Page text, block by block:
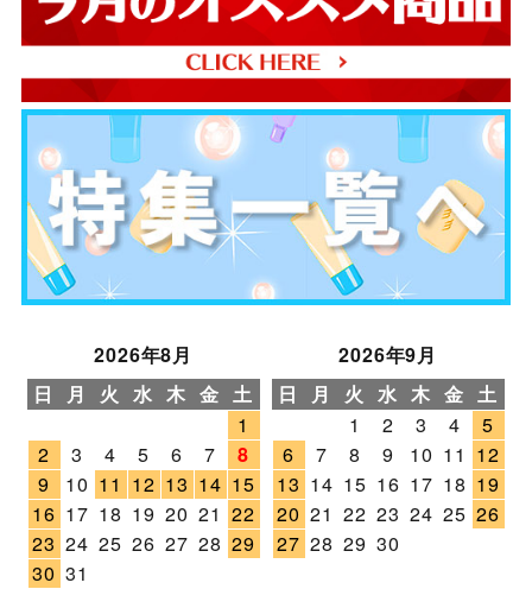
2026年8月
日
月 火 水 木 金 土
1
2
3 4 5 6 7
8
9
10 11 12 13 14 15
16 17 18 19 20 21 22
23 24 25 26 27 28 29
30 31
2026年9月
日
月 火 水 木 金 土
1
2 3 4
5
6
7 8 9 10 11 12
13 14 15 16 17 18 19
20 21 22 23 24 25 26
27 28 29 30